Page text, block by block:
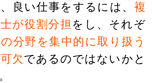
良い仕事をするには、 複
が役割分担 をし、それぞ
分野を集中的に取り扱う
欠であるのではないかと